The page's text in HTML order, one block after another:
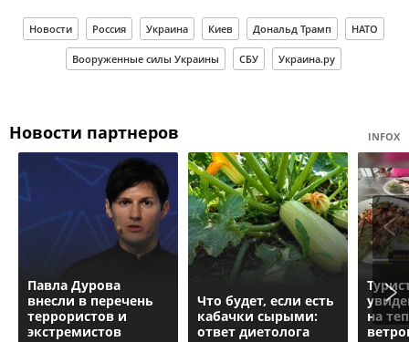
Новости Россия Украина Киев Дональд Трамп НАТО
Вооруженные силы Украины СБУ Украина.ру
Новости партнеров INFOX
Павла Дурова
внесли в перечень
террористов и
экстремистов
Что будет, если есть
кабачки сырыми:
ответ диетолога
на